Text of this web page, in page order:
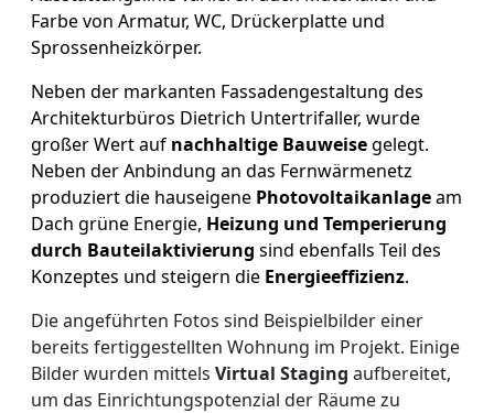
Farbe von Armatur, WC, Drückerplatte und
Sprossenheizkörper.
Neben der markanten Fassadengestaltung des
Architekturbüros Dietrich Untertrifaller, wurde
großer Wert auf nachhaltige Bauweisegelegt.
Neben der Anbindung an das Fernwärmenetz
produziert die hauseigene Photovoltaikanlageam
Dach grüne Energie, Heizung und Temperierung
durch Bauteilaktivierung sind ebenfalls Teil des
Konzeptes und steigern die Energieeffizienz.
Die angeführten Fotos sind Beispielbilder einer
bereits fertiggestellten Wohnung im Projekt. Einige
Bilder wurden mittels Virtual Staging aufbereitet,
um das Einrichtungspotenzial der Räume zu